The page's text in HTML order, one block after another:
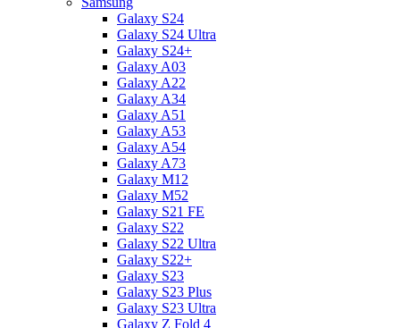
Galaxy S24
Galaxy S24 Ultra
Galaxy S24+
Galaxy A03
Galaxy A22
Galaxy A34
Galaxy A51
Galaxy A53
Galaxy A54
Galaxy A73
Galaxy M12
Galaxy M52
Galaxy S21 FE
Galaxy S22
Galaxy S22 Ultra
Galaxy S22+
Galaxy S23
Galaxy S23 Plus
Galaxy S23 Ultra
Galaxy Z Fold 4